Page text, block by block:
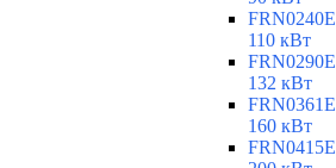
110 кВт
132 кВт
160 кВт